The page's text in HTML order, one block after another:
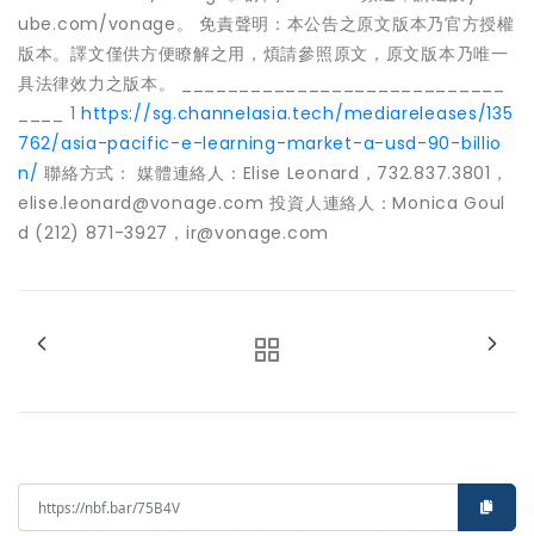
ube.com/vonage。 免責聲明：本公告之原文版本乃官方授權
版本。譯文僅供方便瞭解之用，煩請參照原文，原文版本乃唯一
具法律效力之版本。 ____________________________
____ 1 https://sg.channelasia.tech/mediareleases/135
762/asia-pacific-e-learning-market-a-usd-90-billio
n/ 聯絡方式： 媒體連絡人：Elise Leonard，732.837.3801，
elise.leonard@vonage.com 投資人連絡人：Monica Goul
d (212) 871-3927，ir@vonage.com